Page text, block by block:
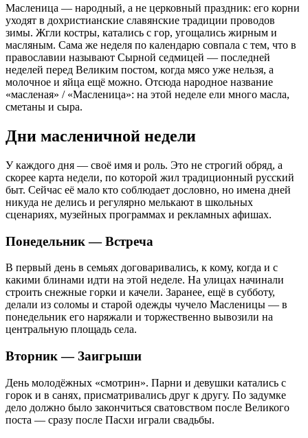
Масленица — народный, а не церковный праздник: его корни
уходят в дохристианские славянские традиции проводов
зимы. Жгли костры, катались с гор, угощались жирным и
масляным. Сама же неделя по календарю совпала с тем, что в
православии называют Сырной седмицей — последней
неделей перед Великим постом, когда мясо уже нельзя, а
молочное и яйца ещё можно. Отсюда народное название
«масленая» / «Масленица»: на этой неделе ели много масла,
сметаны и сыра.
Дни масленичной недели
У каждого дня — своё имя и роль. Это не строгий обряд, а
скорее карта недели, по которой жил традиционный русский
быт. Сейчас её мало кто соблюдает дословно, но имена дней
никуда не делись и регулярно мелькают в школьных
сценариях, музейных программах и рекламных афишах.
Понедельник — Встреча
В первый день в семьях договаривались, к кому, когда и с
какими блинами идти на этой неделе. На улицах начинали
строить снежные горки и качели. Заранее, ещё в субботу,
делали из соломы и старой одежды чучело Масленицы — в
понедельник его наряжали и торжественно вывозили на
центральную площадь села.
Вторник — Заигрыши
День молодёжных «смотрин». Парни и девушки катались с
горок и в санях, присматривались друг к другу. По задумке
дело должно было закончиться сватовством после Великого
поста — сразу после Пасхи играли свадьбы.